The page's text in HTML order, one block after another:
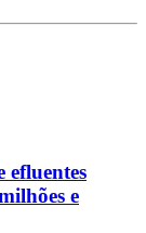
efluentes
e